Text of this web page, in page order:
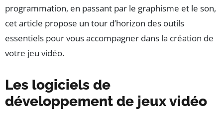
programmation, en passant par le graphisme et le son,
cet article propose un tour d’horizon des outils
essentiels pour vous accompagner dans la création de
votre jeu vidéo.
Les logiciels de
développement de jeux vidéo